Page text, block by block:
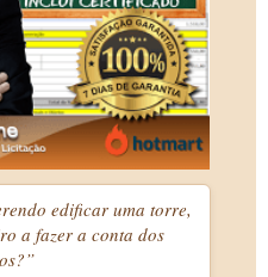
edificar uma torre,
a fazer a conta dos